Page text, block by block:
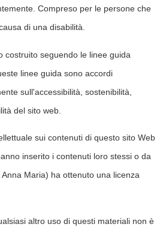
Compreso per le persone che
di una disabilità.
costruito seguendo le linee guida
linee guida sono accordi
sull'accessibilità, sostenibilità,
del sito web.
sui contenuti di questo sito Web
inserito i contenuti loro stessi o da
Maria) ha ottenuto una licenza
altro uso di questi materiali non è